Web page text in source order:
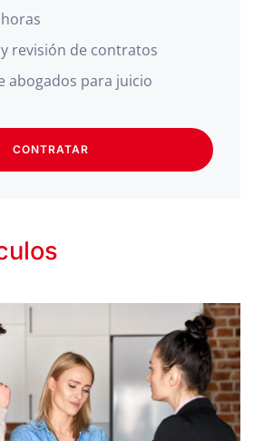
revisión de contratos
abogados para juicio
CONTRATAR